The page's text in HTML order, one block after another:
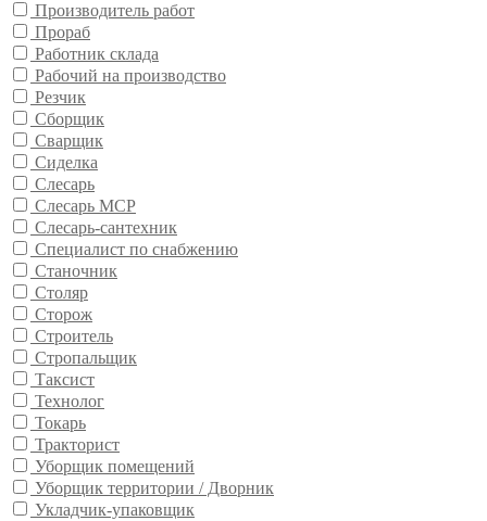
Производитель работ
Прораб
Работник склада
Рабочий на производство
Резчик
Сборщик
Сварщик
Сиделка
Слесарь
Слесарь МСР
Слесарь-сантехник
Специалист по снабжению
Станочник
Столяр
Сторож
Строитель
Стропальщик
Таксист
Технолог
Токарь
Тракторист
Уборщик помещений
Уборщик территории / Дворник
Укладчик-упаковщик